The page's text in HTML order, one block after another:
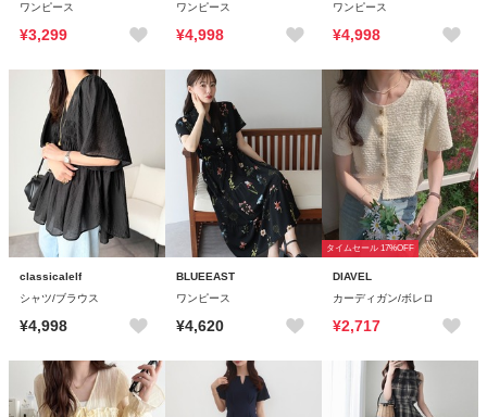
ワンピース
¥3,299
ワンピース
¥4,998
ワンピース
¥4,998
classicalelf
シャツ/ブラウス
¥4,998
BLUEEAST
ワンピース
¥4,620
タイムセール 17%OFF
DIAVEL
カーディガン/ボレロ
¥2,717